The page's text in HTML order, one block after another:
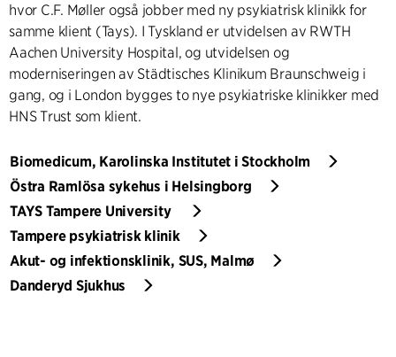
hvor C.F. Møller også jobber med ny psykiatrisk klinikk for
samme klient (Tays). I Tyskland er utvidelsen av RWTH
Aachen University Hospital, og utvidelsen og
moderniseringen av Städtisches Klinikum Braunschweig i
gang, og i London bygges to nye psykiatriske klinikker med
HNS Trust som klient.
Biomedicum, Karolinska Institutet i Stockholm
Östra Ramlösa sykehus i Helsingborg
TAYS Tampere University
Tampere psykiatrisk klinik
Akut- og infektionsklinik, SUS, Malmø
Danderyd Sjukhus